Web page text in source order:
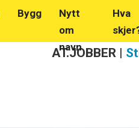
Bygg
Nytt
om
navn
Hva
AT.JOBBER |